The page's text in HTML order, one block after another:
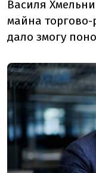
Василя
майна торгово-
дало змогу